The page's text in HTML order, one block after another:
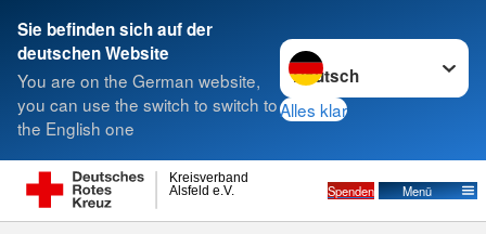
Sie befinden sich auf der
deutschen Website
You are on the German website,
you can use the switch to switch to
the English one
Sprache wechseln zu
Alles klar
Alsfeld e.V.
Kreisverband
Spenden Menü
Suche